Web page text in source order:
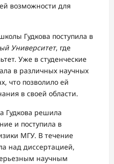
возможности для
Гудкова поступила в
Университет, где
Уже в студенческие
в различных научных
что позволило ей
в своей области.
Гудкова решила
и поступила в
МГУ. В течение
над диссертацией,
научным